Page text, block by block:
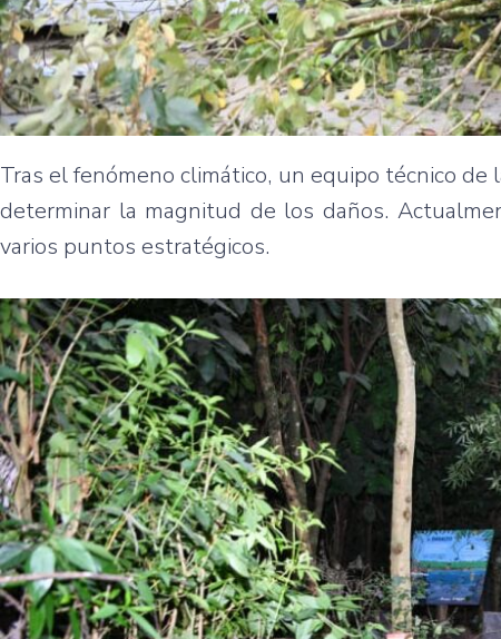
Tras el fenómeno climático, un equipo técnico
determinar la magnitud de los daños.
varios puntos estratégicos.